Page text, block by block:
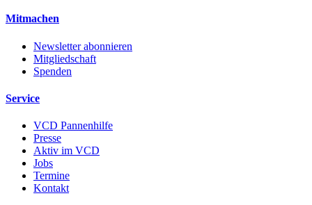
Mitmachen
Newsletter abonnieren
Mitgliedschaft
Spenden
Service
VCD Pannenhilfe
Presse
Aktiv im VCD
Jobs
Termine
Kontakt